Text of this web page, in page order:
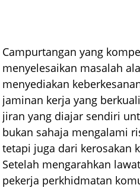
Campurtangan yang
menyelesaikan masalah
menyediakan
jaminan kerja yang
jiran yang diajar sendiri
bukan sahaja mengalami
tetapi juga dari kerosakan
Setelah mengarahkan
pekerja perkhidmatan